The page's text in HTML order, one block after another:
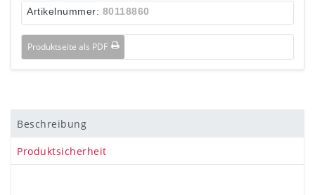
Artikelnummer: 80118860
Produktseite als PDF
Beschreibung
Produktsicherheit